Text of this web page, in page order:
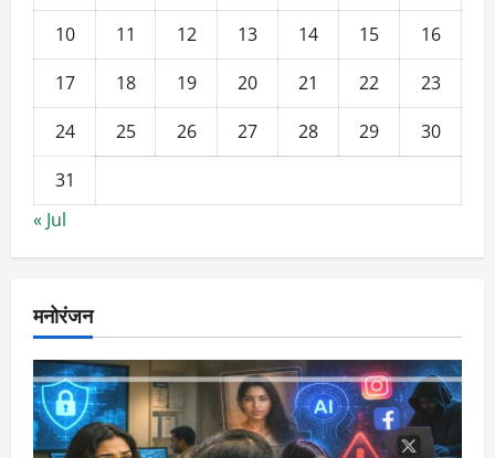
10
11 12 13 14 15
16
17
18 19 20 21 22
23
24
25 26 27 28 29
30
31
« Jul
मनोरंजन